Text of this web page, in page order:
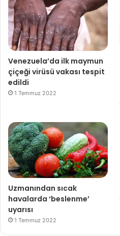
Venezuela’da ilk maymun
çiçeği virüsü vakası tespit
edildi
1 Temmuz 2022
Uzmanından sıcak
havalarda ‘beslenme’
uyarısı
1 Temmuz 2022